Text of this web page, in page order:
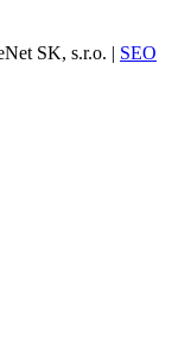
SK, s.r.o. | SEO